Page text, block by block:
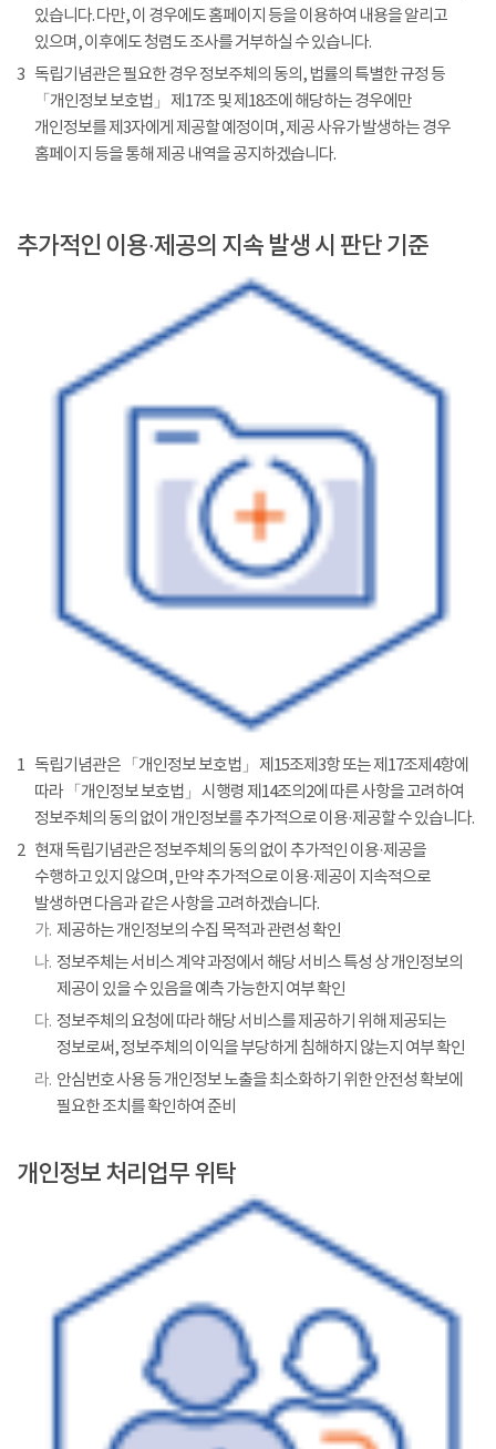
있습니다. 다만, 이 경우에도 홈페이지 등을 이용하여 내용을 알리고
있으며, 이후에도 청렴도 조사를 거부하실 수 있습니다.
3 독립기념관은 필요한 경우 정보주체의 동의, 법률의 특별한 규정 등
「개인정보 보호법」 제17조 및 제18조에 해당하는 경우에만
개인정보를 제3자에게 제공할 예정이며, 제공 사유가 발생하는 경우
홈페이지 등을 통해 제공 내역을 공지하겠습니다.
추가적인 이용·제공의 지속 발생 시 판단 기준
1 독립기념관은 「개인정보 보호법」 제15조제3항 또는 제17조제4항에
따라 「개인정보 보호법」 시행령 제14조의2에 따른 사항을 고려하여
정보주체의 동의 없이 개인정보를 추가적으로 이용·제공할 수 있습니다.
2 현재 독립기념관은 정보주체의 동의 없이 추가적인 이용·제공을
수행하고 있지 않으며, 만약 추가적으로 이용·제공이 지속적으로
발생하면 다음과 같은 사항을 고려하겠습니다.
가. 제공하는 개인정보의 수집 목적과 관련성 확인
나. 정보주체는 서비스 계약 과정에서 해당 서비스 특성 상 개인정보의
제공이 있을 수 있음을 예측 가능한지 여부 확인
다. 정보주체의 요청에 따라 해당 서비스를 제공하기 위해 제공되는
정보로써, 정보주체의 이익을 부당하게 침해하지 않는지 여부 확인
라. 안심번호 사용 등 개인정보 노출을 최소화하기 위한 안전성 확보에
필요한 조치를 확인하여 준비
개인정보 처리업무 위탁